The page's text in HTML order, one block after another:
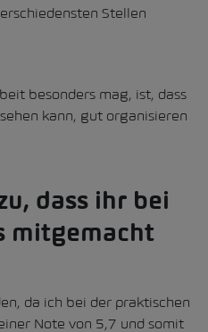
Stellen
besonders mag, ist, dass
kann, gut organisieren
dass ihr bei
mitgemacht
da ich bei der praktischen
Note von 5,7 und somit